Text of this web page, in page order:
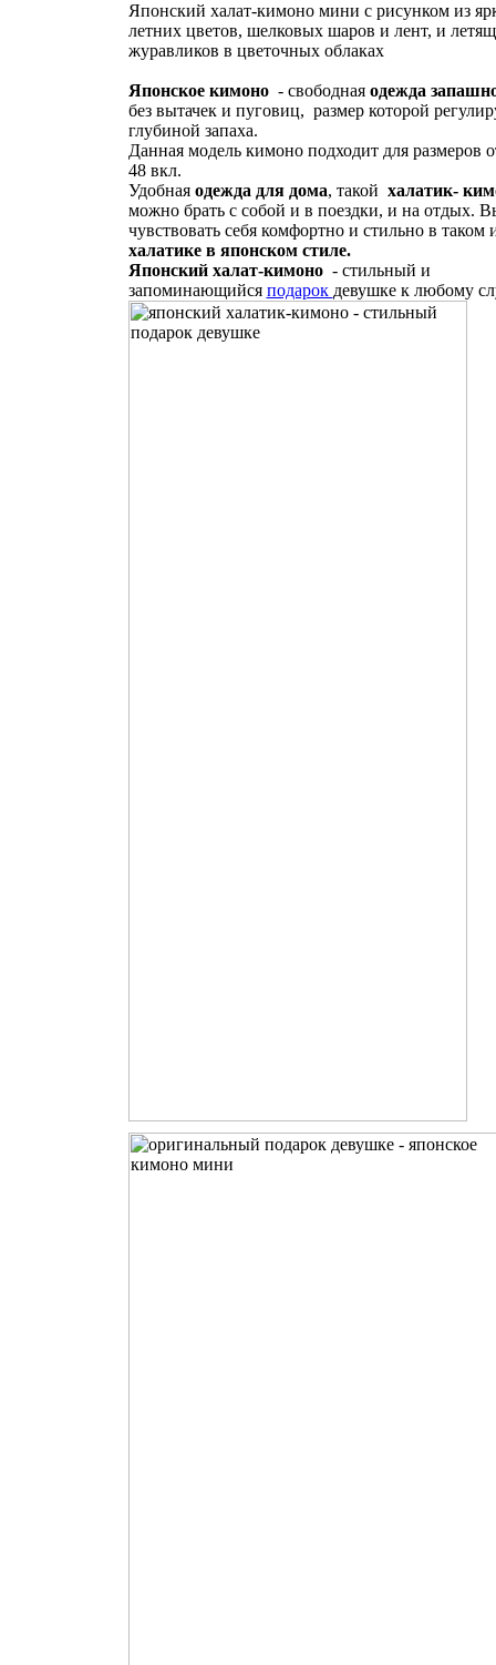
Японский халат-кимоно мини с рисунком из
летних цветов, шелковых шаров и лент, и
журавликов в цветочных облаках
Японское кимоно - свободная одежда
без вытачек и пуговиц, размер которой
глубиной запаха.
Данная модель кимоно подходит для размеров
48 вкл.
Удобная одежда для дома, такой халатик-
можно брать с собой и в поездки, и на отдых.
чувствовать себя комфортно и стильно в таком
халатике в японском стиле.
Японский халат-кимоно- стильный и
запоминающийся подарок девушке к любому